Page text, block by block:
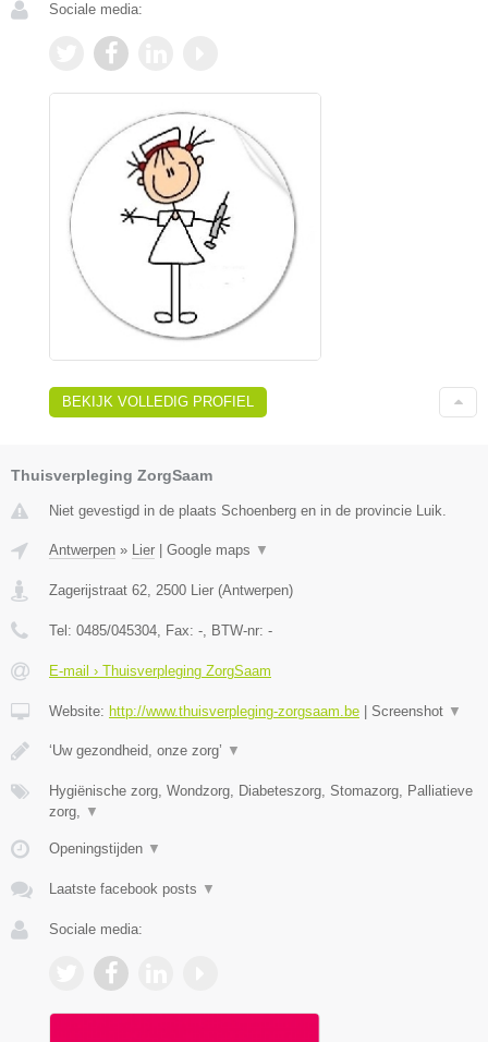
Sociale media:
BEKIJK VOLLEDIG PROFIEL
Thuisverpleging ZorgSaam
Niet gevestigd in de plaats Schoenberg en in de provincie Luik.
Antwerpen » Lier Google maps ▼
Zagerijstraat 62, 2500 Lier (Antwerpen)
Tel: 0485/045304, Fax: -, BTW-nr: -
E-mail › Thuisverpleging ZorgSaam
Website: http://www.thuisverpleging-zorgsaam.be Screenshot ▼
‘Uw gezondheid, onze zorg’ ▼
Hygiënische zorg, Wondzorg, Diabeteszorg, Stomazorg, Palliatieve
zorg, ▼
Openingstijden ▼
Laatste facebook posts ▼
Sociale media: